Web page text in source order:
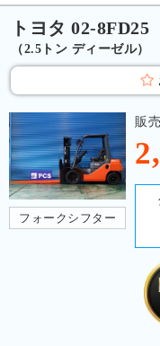
トヨタ 02-8FD25
（2.5トン ディーゼル）
フォークシフター
販